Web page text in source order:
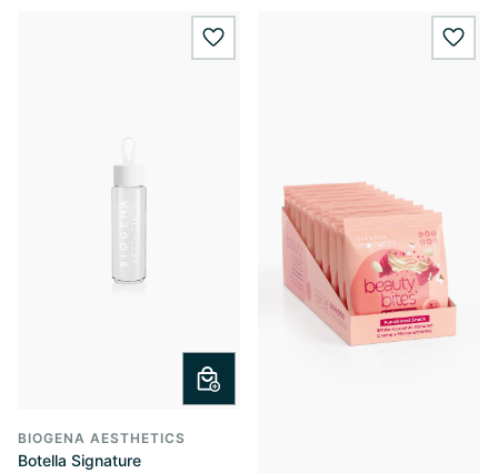
wishlist.add
BIOGENA AESTHETICS
Botella Signature